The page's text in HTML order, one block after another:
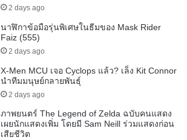
2 days ago
นาฬิกาข้อมือรุ่นพิเศษในธีมของ Mask Rider
Faiz (555)
2 days ago
X-Men MCU เจอ Cyclops แล้ว? เล็ง Kit Connor
นำทีมมนุษย์กลายพันธุ์
2 days ago
ภาพยนตร์ The Legend of Zelda ฉบับคนแสดง
เผยนักแสดงเพิ่ม โดยมี Sam Neill ร่วมแสดงก่อน
เสียชีวิต